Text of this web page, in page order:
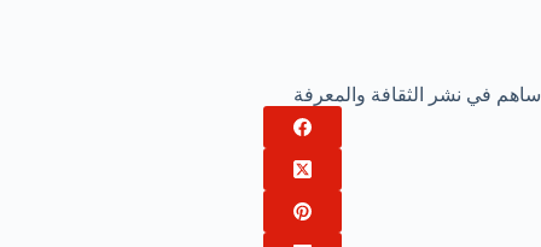
ساهم في نشر الثقافة والمعرفة